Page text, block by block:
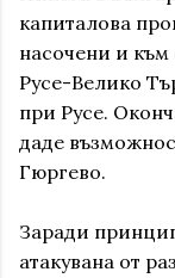
капиталова
насочени и към
Русе-Велико
при Русе.
даде
Гюргево.
Заради
атакувана от